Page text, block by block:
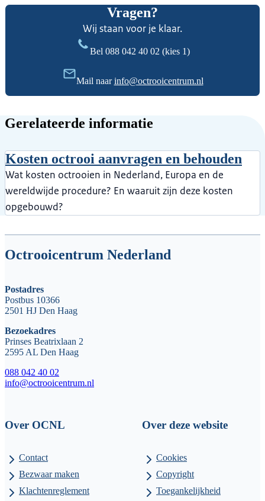
Vragen?
Wij staan voor je klaar.
Bel 088 042 40 02 (kies 1)
Mail naarinfo@octrooicentrum.nl
Gerelateerde informatie
Kosten octrooi aanvragen en behouden
Wat kosten octrooien in Nederland, Europa en de
wereldwijde procedure? En waaruit zijn deze kosten
opgebouwd?
Octrooicentrum Nederland
Postadres
Postbus 10366
2501 HJ Den Haag
Bezoekadres
Prinses Beatrixlaan 2
2595 AL Den Haag
088 042 40 02
info@octrooicentrum.nl
Over OCNL
Contact
Bezwaar maken
Klachtenreglement
Over deze website
Cookies
Copyright
Toegankelijkheid